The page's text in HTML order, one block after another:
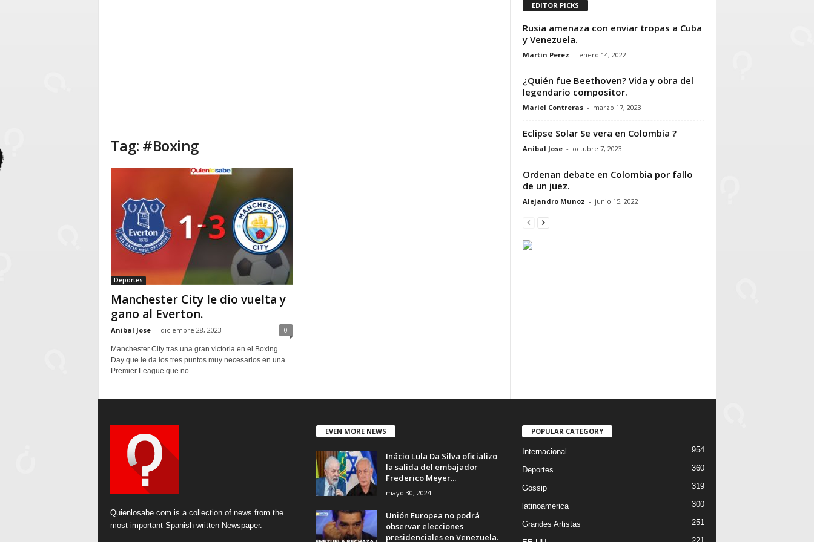
Tag: #Boxing
Deportes
Manchester City le dio vuelta y
gano al Everton.
Anibal Jose - diciembre 28, 2023 0
Manchester City tras una gran victoria en el Boxing
Day que le da los tres puntos muy necesarios en una
Premier League que no...
EDITOR PICKS
Rusia amenaza con enviar tropas a Cuba
y Venezuela.
Martin Perez - enero 14, 2022
¿Quién fue Beethoven? Vida y obra del
legendario compositor.
Mariel Contreras - marzo 17, 2023
Eclipse Solar Se vera en Colombia ?
Anibal Jose - octubre 7, 2023
Ordenan debate en Colombia por fallo
de un juez.
Alejandro Munoz - junio 15, 2022
Quienlosabe.com is a collection of news from the
most important Spanish written Newspaper.
EVEN MORE NEWS
Inácio Lula Da Silva oficializo
la salida del embajador
Frederico Meyer...
mayo 30, 2024
Unión Europea no podrá
observar elecciones
presidenciales en Venezuela.
POPULAR CATEGORY
Internacional 954
Deportes 360
Gossip 319
latinoamerica 300
Grandes Artistas 251